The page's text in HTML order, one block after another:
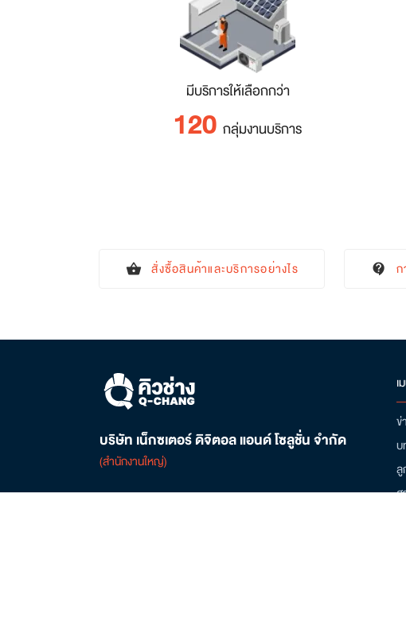
มีบริการให้เลือกกว่า
120 กลุ่มงานบริการ
shopping_basket สั่งซื้อสินค้าและบริการอย่างไร contact_support ก
บริษัท เน็กซเตอร์ ดิจิตอล แอนด์ โซลูชั่น จำกัด
(สำนักงานใหญ่)
เ
ข่
บ
ลู
ส